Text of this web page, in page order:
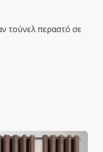
τούνελ περαστό σε